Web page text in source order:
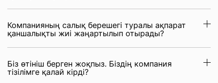
Компанияның салық берешегі туралы ақпарат
қаншалықты жиі жаңартылып отырады?
Біз өтініш берген жоқпыз. Біздің компания
тізілімге қалай кірді?